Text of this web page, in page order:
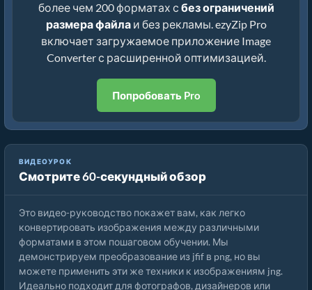
более чем 200 форматах с без ограничений
размера файлаи без рекламы. ezyZip Pro
включает загружаемое приложение Image
Converter с расширенной оптимизацией.
Попробовать Pro
ВИДЕОУРОК
Смотрите 60-секундный обзор
Как конвертировать формат изображения онлайн
Это видео-руководство покажет вам, как легко
конвертировать изображения между различными
форматами в этом пошаговом обучении. Мы
демонстрируем преобразование из jfif в png, но вы
можете применить эти же техники к изображениям jng.
Идеально подходит для фотографов, дизайнеров или